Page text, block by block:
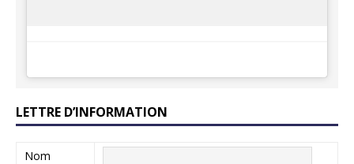
LETTRE D’INFORMATION
Nom